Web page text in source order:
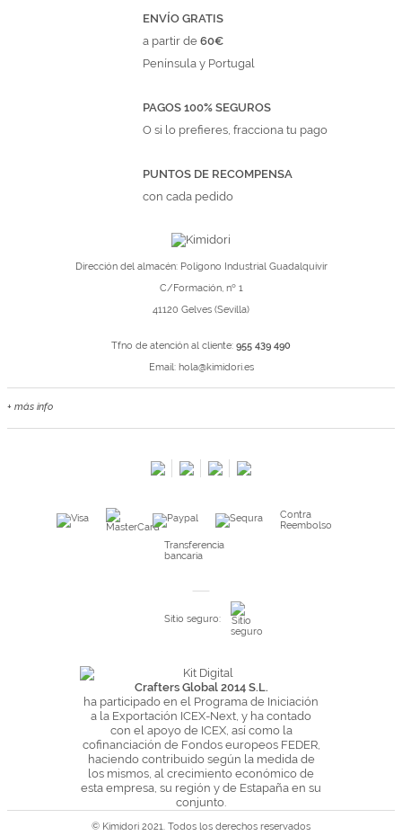
ENVÍO GRATIS
a partir de60€
Península y Portugal
PAGOS 100% SEGUROS
O si lo prefieres, fracciona tu pago
PUNTOS DE RECOMPENSA
con cada pedido
Dirección del almacén: Polígono Industrial Guadalquivir
C/Formación, nº 1
41120 Gelves (Sevilla)
Tfno de atención al cliente: 955 439 490
Email: hola@kimidori.es
+ más info
Kimidori PRINT, nuestro servicio de impresión de fotos
Pago seguro y financiación
Condiciones generales de Compra
Política de Privacidad
Política de Cookies
Contra
Reembolso
Transferencia
bancaria
Sitio seguro:
Crafters Global 2014 S.L.
ha participado en el Programa de Iniciación
a la Exportación ICEX-Next, y ha contado
con el apoyo de ICEX, así como la
cofinanciación de Fondos europeos FEDER,
haciendo contribuido según la medida de
los mismos, al crecimiento económico de
esta empresa, su región y de Estapaña en su
conjunto.
© Kimidori 2021. Todos los derechos reservados